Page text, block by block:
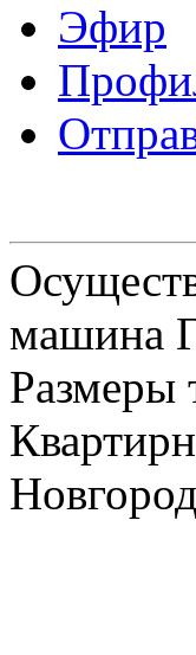
Эфир
машина
Размеры